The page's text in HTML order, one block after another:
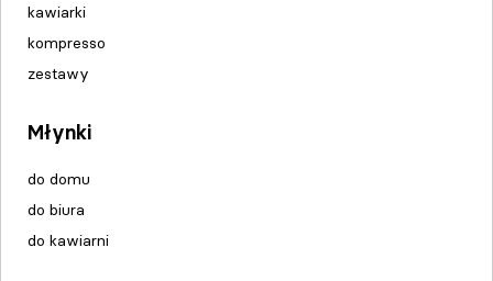
kawiarki
kompresso
zestawy
Młynki
do domu
do biura
do kawiarni